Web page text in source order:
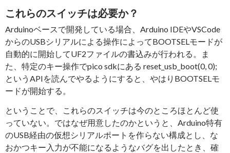
これらのスイッチは必要か？
Arduinoベースで開発している場合、Arduino IDEやVSCode
からのUSBシリアルによる操作によってBOOTSELモードが
自動的に開始してUF2ファイルの書込みが行われる。ま
た、特定のキー操作でpico sdkにある reset_usb_boot(0, 0);
というAPIを読んでやるようにすると、やはりBOOTSELモ
ードが開始する。
ということで、これらのスイッチは今のところほとんど使
っていない。ではなぜ用意したのかというと、Arduino特有
のUSB経由の仮想シリアルポートを作らない構成とし、な
おかつキー入力が不能になるようなバグを出したとき、確